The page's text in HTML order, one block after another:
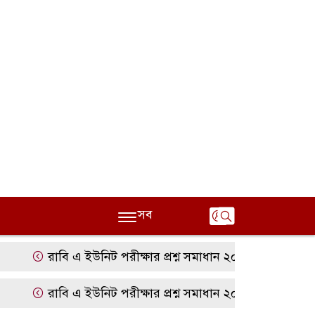
সব
রাবি এ ইউনিট পরীক্ষার প্রশ্ন সমাধান ২০২৫ | RU A Unit
রাবি এ ইউনিট পরীক্ষার প্রশ্ন সমাধান ২০২৫ | RU A Unit